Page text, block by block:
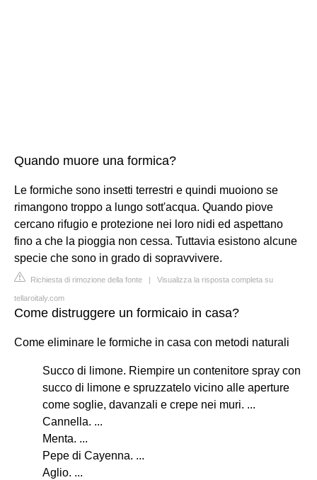
Quando muore una formica?
Le formiche sono insetti terrestri e quindi muoiono se
rimangono troppo a lungo sott'acqua. Quando piove
cercano rifugio e protezione nei loro nidi ed aspettano
fino a che la pioggia non cessa. Tuttavia esistono alcune
specie che sono in grado di sopravvivere.
Richiesta di rimozione della fonte | Visualizza la risposta completa su
tellaroitaly.com
Come distruggere un formicaio in casa?
Come eliminare le formiche in casa con metodi naturali
Succo di limone. Riempire un contenitore spray con
succo di limone e spruzzatelo vicino alle aperture
come soglie, davanzali e crepe nei muri. ...
Cannella. ...
Menta. ...
Pepe di Cayenna. ...
Aglio. ...